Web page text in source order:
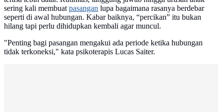
sering kali membuatpasangan lupa bagaimana rasanya berdebar
seperti di awal hubungan. Kabar baiknya, “percikan” itu bukan
hilang tapi perlu dihidupkan kembali agar muncul.
"Penting bagi pasangan mengakui ada periode ketika hubungan
tidak terkoneksi," kata psikoterapis Lucas Saiter.